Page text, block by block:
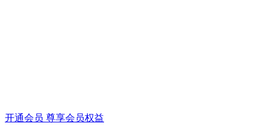
开通会员 尊享会员权益